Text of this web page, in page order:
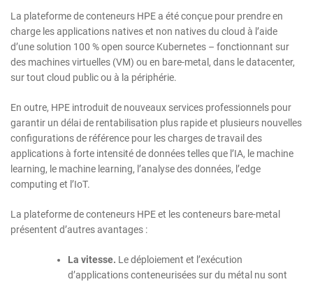
La plateforme de conteneurs HPE a été conçue pour prendre en
charge les applications natives et non natives du cloud à l’aide
d’une solution 100 % open source Kubernetes – fonctionnant sur
des machines virtuelles (VM) ou en bare-metal, dans le datacenter,
sur tout cloud public ou à la périphérie.
En outre, HPE introduit de nouveaux services professionnels pour
garantir un délai de rentabilisation plus rapide et plusieurs nouvelles
configurations de référence pour les charges de travail des
applications à forte intensité de données telles que l’IA, le machine
learning, le machine learning, l’analyse des données, l’edge
computing et l’IoT.
La plateforme de conteneurs HPE et les conteneurs bare-metal
présentent d’autres avantages :
La vitesse. Le déploiement et l’exécution
d’applications conteneurisées sur du métal nu sont